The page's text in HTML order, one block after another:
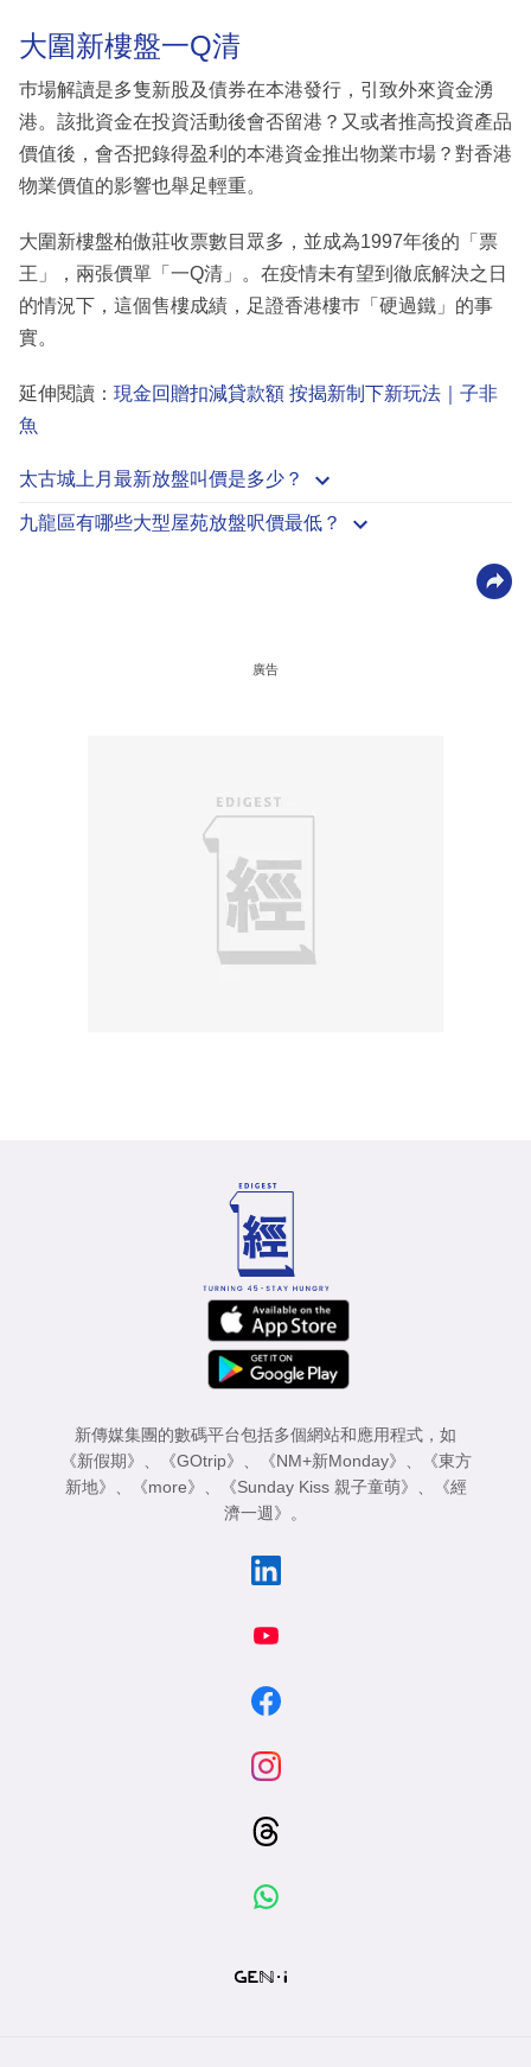
大圍新樓盤一Q清
巿場解讀是多隻新股及債券在本港發行，引致外來資金湧
港。該批資金在投資活動後會否留港？又或者推高投資產品
價值後，會否把錄得盈利的本港資金推出物業巿場？對香港
物業價值的影響也舉足輕重。
大圍新樓盤柏傲莊收票數目眾多，並成為1997年後的「票
王」，兩張價單「一Q清」。在疫情未有望到徹底解決之日
的情況下，這個售樓成績，足證香港樓巿「硬過鐵」的事
實。
延伸閱讀： 現金回贈扣減貸款額 按揭新制下新玩法｜子非
魚
太古城上月最新放盤叫價是多少？
九龍區有哪些大型屋苑放盤呎價最低？
廣告
新傳媒集團的數碼平台包括多個網站和應用程式，如
《新假期》 、 《GOtrip》 、 《NM+新Monday》 、
《東方
新地》 、 《more》 、 《Sunday Kiss 親子童萌》 、
《經
濟一週》 。